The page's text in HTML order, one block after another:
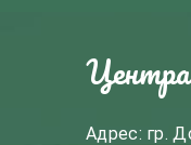
Адрес: гр.